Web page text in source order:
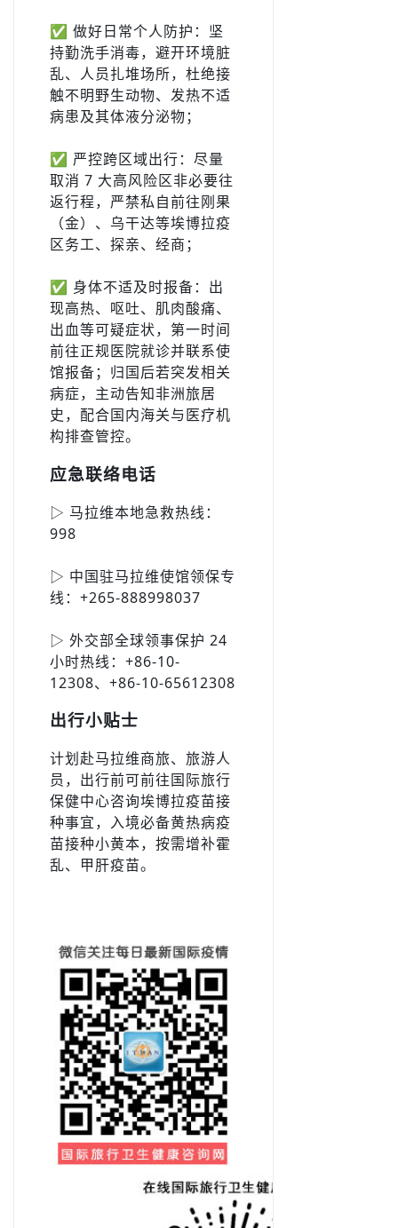
✅ 做好日常个人防护：坚
持勤洗手消毒，避开环境脏
乱、人员扎堆场所，杜绝接
触不明野生动物、发热不适
病患及其体液分泌物；
✅ 严控跨区域出行：尽量
取消 7 大高风险区非必要往
返行程，严禁私自前往刚果
（金）、乌干达等埃博拉疫
区务工、探亲、经商；
✅ 身体不适及时报备：出
现高热、呕吐、肌肉酸痛、
出血等可疑症状，第一时间
前往正规医院就诊并联系使
馆报备；归国后若突发相关
病症，主动告知非洲旅居
史，配合国内海关与医疗机
构排查管控。
应急联络电话
▷ 马拉维本地急救热线：
998
▷ 中国驻马拉维使馆领保专
线：+265-888998037
▷ 外交部全球领事保护 24
小时热线：+86-10-
12308、+86-10-65612308
出行小贴士
计划赴马拉维商旅、旅游人
员，出行前可前往国际旅行
保健中心咨询埃博拉疫苗接
种事宜，入境必备黄热病疫
苗接种小黄本，按需增补霍
乱、甲肝疫苗。